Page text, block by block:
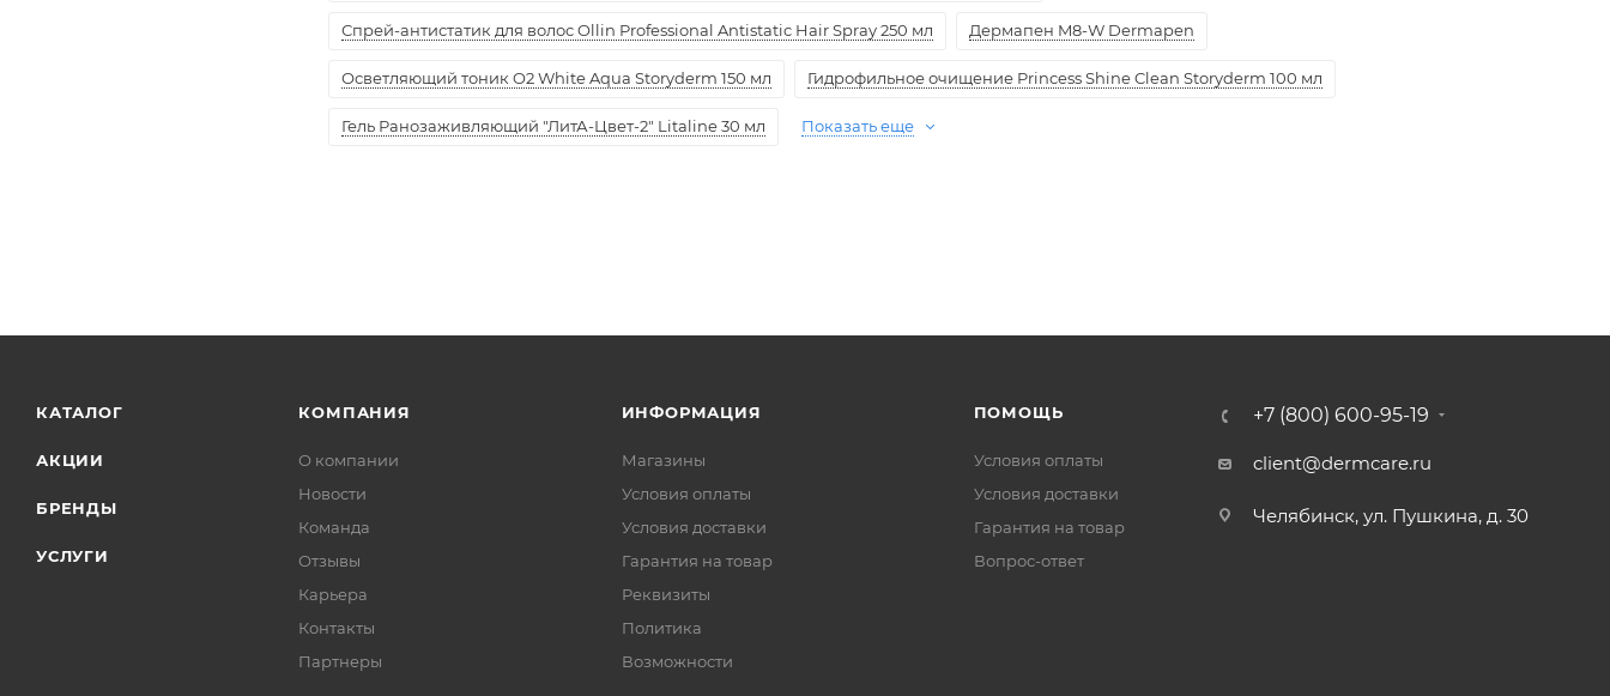
Спрей-антистатик для волос Ollin Professional Antistatic Hair Spray 250 мл Дермапен M8-W Dermapen
Осветляющий тоник O2 White Aqua Storyderm 150 мл Гидрофильное очищение Princess Shine Clean Storyderm 100 мл
Гель Ранозаживляющий "ЛитА-Цвет-2" Litaline 30 мл Показать еще
КАТАЛОГ
АКЦИИ
БРЕНДЫ
УСЛУГИ
КОМПАНИЯ
О компании
Новости
Команда
Отзывы
Карьера
Контакты
Партнеры
ИНФОРМАЦИЯ
Магазины
Условия оплаты
Условия доставки
Гарантия на товар
Реквизиты
Политика
Возможности
ПОМОЩЬ
Условия оплаты
Условия доставки
Гарантия на товар
Вопрос-ответ
+7 (800) 600-95-19
client@dermcare.ru
Челябинск, ул. Пушкина, д. 30